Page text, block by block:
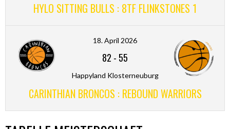
HYLO SITTING BULLS : 8TF FLINKSTONES 1
18. April 2026
82 - 55
Happyland Klosterneuburg
CARINTHIAN BRONCOS : REBOUND WARRIORS